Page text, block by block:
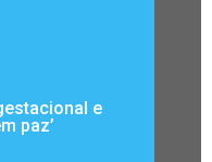
e
paz’